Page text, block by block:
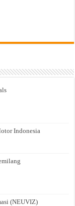
Indonesia
(NEUVIZ)